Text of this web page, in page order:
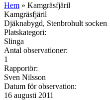
Hem » Kamgräsfjäril
Kamgräsfjäril
Djäknabygd, Stenbrohult socken
Platskategori:
Slinga
Antal observationer:
1
Rapportör:
Sven Nilsson
Datum för observation:
16 augusti 2011